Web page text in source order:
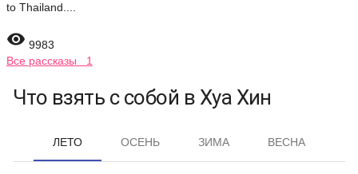
to Thailand....
 9983
Все рассказы 1
Что взять с собой в Хуа Хин
ЛЕТО ОСЕНЬ ЗИМА ВЕСНА